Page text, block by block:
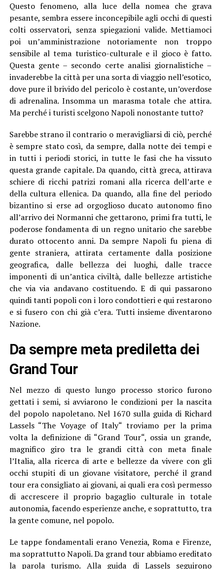
Questo fenomeno, alla luce della nomea che grava
pesante, sembra essere inconcepibile agli occhi di questi
colti osservatori, senza spiegazioni valide. Mettiamoci
poi un’amministrazione notoriamente non troppo
sensibile al tema turistico-culturale e il gioco è fatto.
Questa gente – secondo certe analisi giornalistiche –
invaderebbe la città per una sorta di viaggio nell’esotico,
dove pure il brivido del pericolo è costante, un’overdose
di adrenalina. Insomma un marasma totale che attira.
Ma perché i turisti scelgono Napoli nonostante tutto?
Sarebbe strano il contrario o meravigliarsi di ciò, perché
è sempre stato così, da sempre, dalla notte dei tempi e
in tutti i periodi storici, in tutte le fasi che ha vissuto
questa grande capitale. Da quando, città greca, attirava
schiere di ricchi patrizi romani alla ricerca dell’arte e
della cultura ellenica. Da quando, alla fine del periodo
bizantino si erse ad orgoglioso ducato autonomo fino
all’arrivo dei Normanni che gettarono, primi fra tutti, le
poderose fondamenta di un regno unitario che sarebbe
durato ottocento anni. Da sempre Napoli fu piena di
gente straniera, attirata certamente dalla posizione
geografica, dalle bellezza dei luoghi, dalle tracce
imponenti di un’antica civiltà, dalle bellezze artistiche
che via via andavano costituendo. E di qui passarono
quindi tanti popoli con i loro condottieri e qui restarono
e si fusero con chi già c’era. Tutti insieme diventarono
Nazione.
Da sempre meta prediletta dei
Grand Tour
Nel mezzo di questo lungo processo storico furono
gettati i semi, si avviarono le condizioni per la nascita
del popolo napoletano. Nel 1670 sulla guida di Richard
Lassels “The Voyage of Italy“ troviamo per la prima
volta la definizione di “Grand Tour“, ossia un grande,
magnifico giro tra le grandi città con meta finale
l’Italia, alla ricerca di arte e bellezze da vivere con gli
occhi stupiti di un giovane visitatore, perché il grand
tour era consigliato ai giovani, ai quali era così permesso
di accrescere il proprio bagaglio culturale in totale
autonomia, facendo esperienze anche, e soprattutto, tra
la gente comune, nel popolo.
Le tappe fondamentali erano Venezia, Roma e Firenze,
ma soprattutto Napoli. Da grand tour abbiamo ereditato
la parola turismo. Alla guida di Lassels seguirono